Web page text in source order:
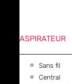
ASPIRATEUR
Sans fil
Central